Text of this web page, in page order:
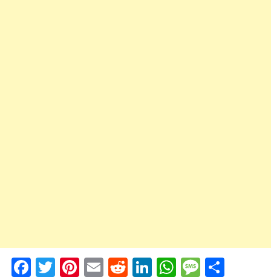
Facebook
Twitter
Pinterest
EmailRedditLinkedIn
WhatsApp